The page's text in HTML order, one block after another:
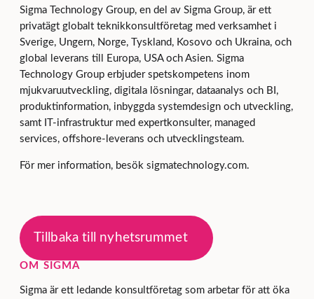
Sigma Technology Group, en del av Sigma Group, är ett
privatägt globalt teknikkonsultföretag med verksamhet i
Sverige, Ungern, Norge, Tyskland, Kosovo och Ukraina, och
global leverans till Europa, USA och Asien. Sigma
Technology Group erbjuder spetskompetens inom
mjukvaruutveckling, digitala lösningar, dataanalys och BI,
produktinformation, inbyggda systemdesign och utveckling,
samt IT-infrastruktur med expertkonsulter, managed
services, offshore-leverans och utvecklingsteam.
För mer information, besök sigmatechnology.com.
Tillbaka till nyhetsrummet
OM SIGMA
Sigma är ett ledande konsultföretag som arbetar för att öka